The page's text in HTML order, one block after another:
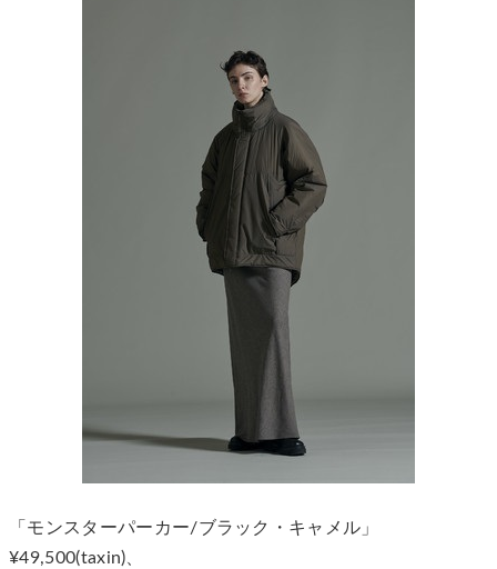
「モンスターパーカー/ブラック・キャメル」
¥49,500(taxin)、